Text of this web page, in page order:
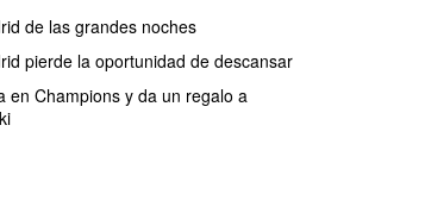
de las grandes noches
pierde la oportunidad de descansar
en Champions y da un regalo a